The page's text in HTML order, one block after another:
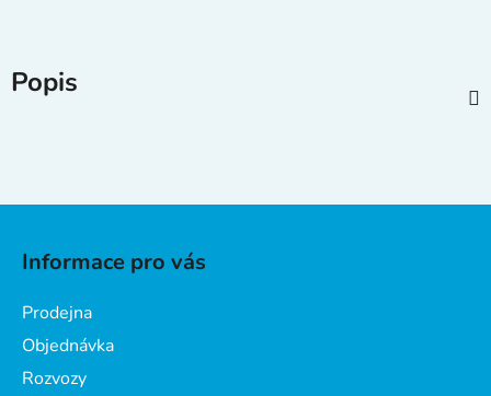
Popis
Informace pro vás
Prodejna
Objednávka
Rozvozy